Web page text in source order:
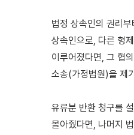
법정 상속인의 권리
상속인으로, 다른 형
이루어졌다면, 그 협
소송(가정법원)을 제
유류분 반환 청구를
몰아줬다면, 나머지